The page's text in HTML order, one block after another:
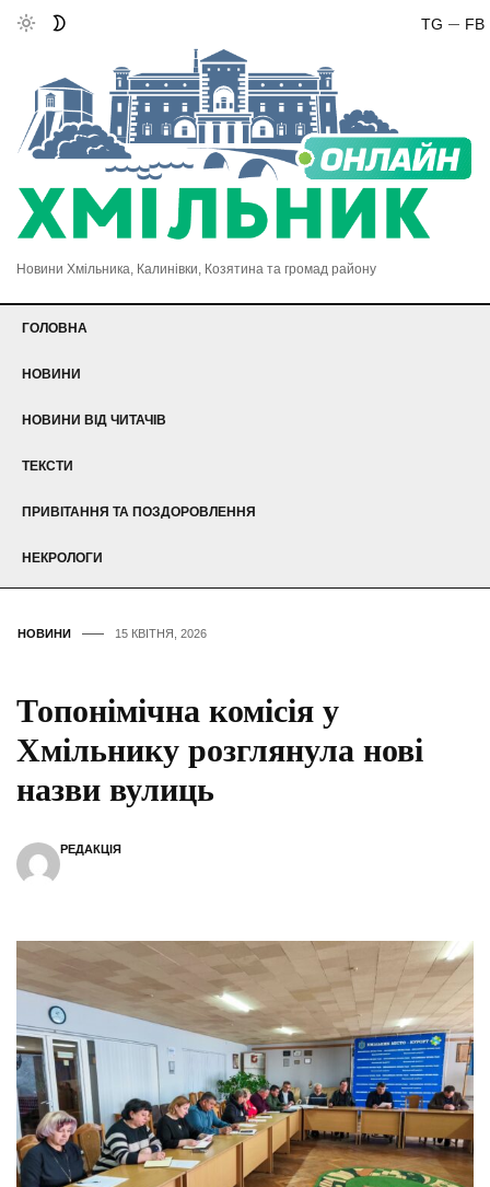
FB
TG
Новини Хмільника, Калинівки, Козятина та громад району
ГОЛОВНА
НОВИНИ
НОВИНИ ВІД ЧИТАЧІВ
ТЕКСТИ
ПРИВІТАННЯ ТА ПОЗДОРОВЛЕННЯ
НЕКРОЛОГИ
НОВИНИ 15 КВІТНЯ, 2026
Топонімічна комісія у
Хмільнику розглянула нові
назви вулиць
РЕДАКЦІЯ